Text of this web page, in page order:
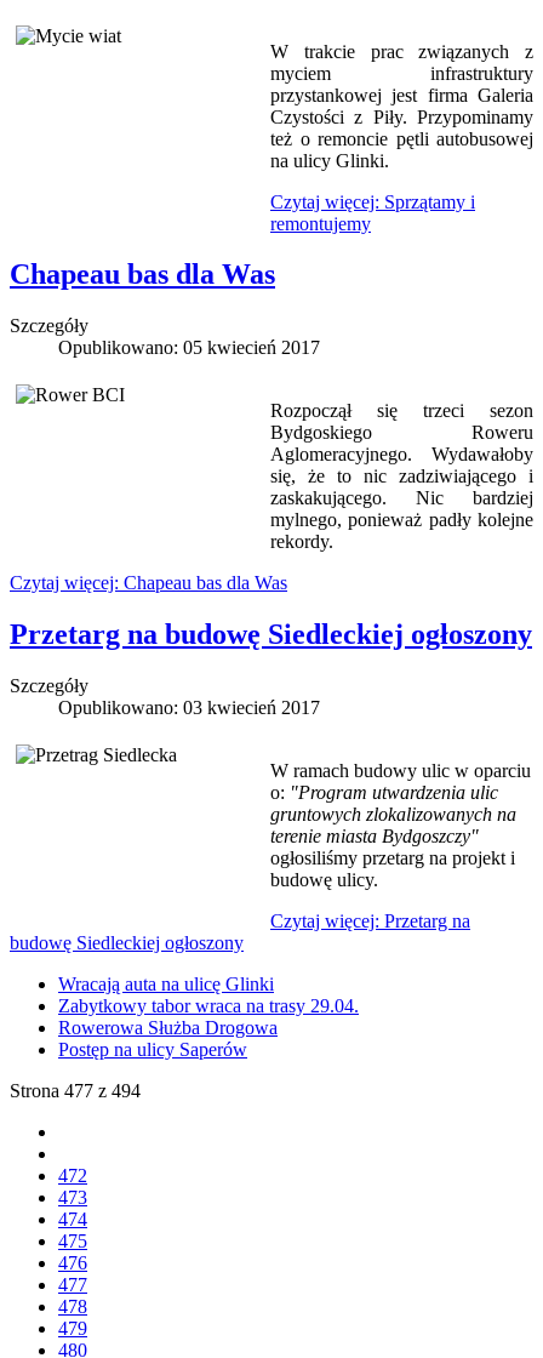
W trakcie prac związanych z
myciem infrastruktury
przystankowej jest firma Galeria
Czystości z Piły. Przypominamy
też o remoncie pętli autobusowej
na ulicy Glinki.
Czytaj więcej: Sprzątamy i
remontujemy
Chapeau bas dla Was
Szczegóły
Opublikowano: 05 kwiecień 2017
Rozpoczął się trzeci sezon
Bydgoskiego Roweru
Aglomeracyjnego. Wydawałoby
się, że to nic zadziwiającego i
zaskakującego. Nic bardziej
mylnego, ponieważ padły kolejne
rekordy.
Czytaj więcej: Chapeau bas dla Was
Przetarg na budowę Siedleckiej ogłoszony
Szczegóły
Opublikowano: 03 kwiecień 2017
W ramach budowy ulic w oparciu
o: "Program utwardzenia ulic
gruntowych zlokalizowanych na
terenie miasta Bydgoszczy"
ogłosiliśmy przetarg na projekt i
budowę ulicy.
Czytaj więcej: Przetarg na
budowę Siedleckiej ogłoszony
Wracają auta na ulicę Glinki
Zabytkowy tabor wraca na trasy 29.04.
Rowerowa Służba Drogowa
Postęp na ulicy Saperów
Strona 477 z 494
472
473
474
475
476
477
478
479
480